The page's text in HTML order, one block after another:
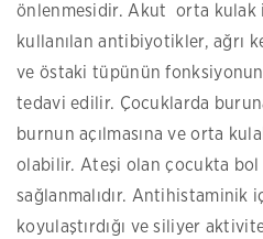
önlenmesidir. Akut orta kulak
kullanılan antibiyotikler, ağrı
ve östaki tüpünün
tedavi edilir. Çocuklarda
burnun açılmasına ve orta
olabilir. Ateşi olan çocukta bol
sağlanmalıdır. Antihistaminik
koyulaştırdığı ve siliyer